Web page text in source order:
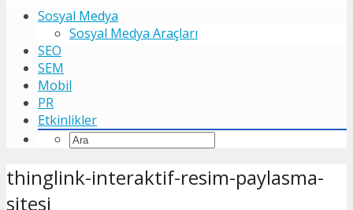
Sosyal Medya
Sosyal Medya Araçları
SEO
SEM
Mobil
PR
Etkinlikler
thinglink-interaktif-resim-paylasma-
sitesi